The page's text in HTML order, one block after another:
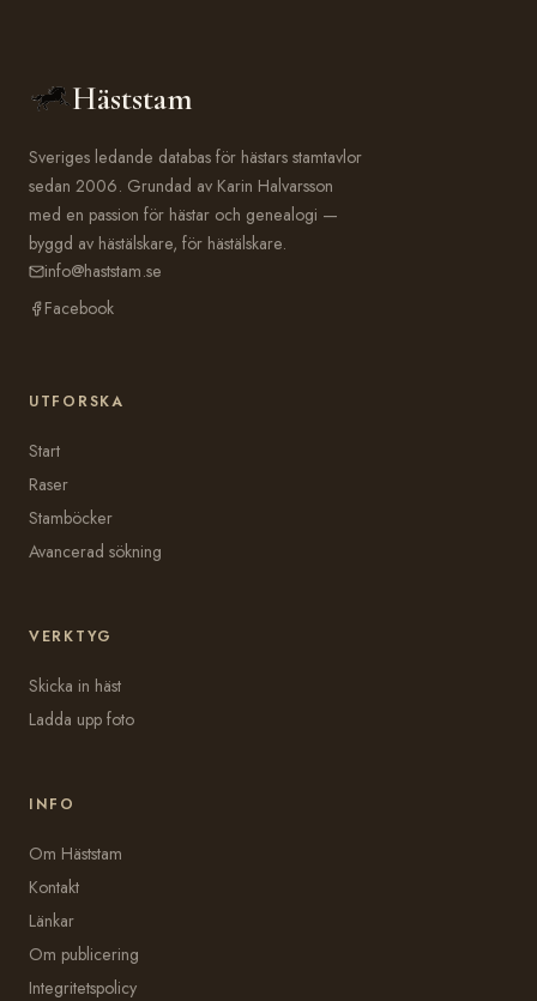
Häststam
Sveriges ledande databas för hästars stamtavlor
sedan 2006. Grundad av Karin Halvarsson
med en passion för hästar och genealogi —
byggd av hästälskare, för hästälskare.
info@haststam.se
Facebook
UTFORSKA
Start
Raser
Stamböcker
Avancerad sökning
VERKTYG
Skicka in häst
Ladda upp foto
INFO
Om Häststam
Kontakt
Länkar
Om publicering
Integritetspolicy